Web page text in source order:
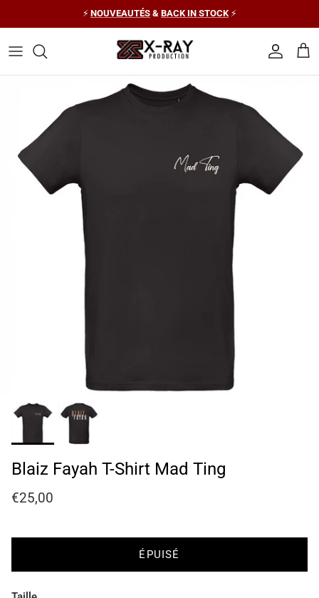
⚡ NOUVEAUTÉS & BACK IN STOCK ⚡
Compte
Passer aux informations produits
Blaiz Fayah T-Shirt Mad Ting
Prix habituel
€25,00
ÉPUISÉ